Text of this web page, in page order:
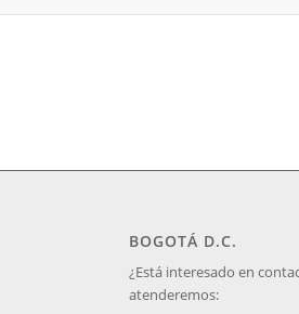
BOGOTÁ D.C.
¿Está interesado en
atenderemos: